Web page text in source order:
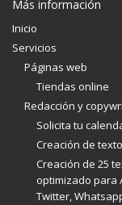
Más información
Inicio
Servicios
Páginas web
Tiendas online
Redacción y
Solicita tu
Creación de
Creación de 25
optimizado para
Twitter,